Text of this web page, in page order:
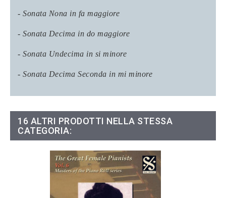
- Sonata Nona in fa maggiore
- Sonata Decima in do maggiore
- Sonata Undecima in si minore
- Sonata Decima Seconda in mi minore
16 ALTRI PRODOTTI NELLA STESSA
CATEGORIA: